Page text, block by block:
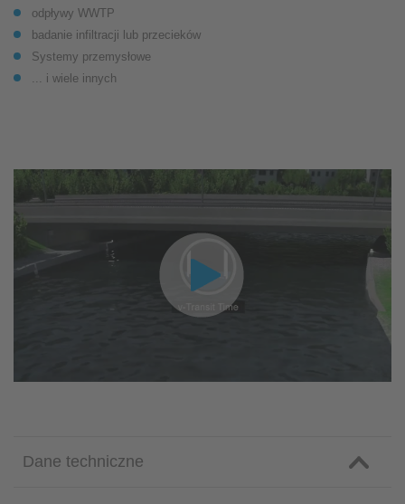
odpływy WWTP
badanie infiltracji lub przecieków
Systemy przemysłowe
... i wiele innych
Dane techniczne